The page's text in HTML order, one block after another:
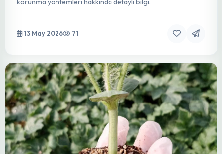
Sera ve Tarım Alanlarında Maksimum
Hijyen: Dezenfektan Paspasları ile Bitki
Sağlığını Koruma Rehberi
Dezenfektan paspasları, seralar gibi hassas tarım
ortamlarında bitki sağlığını korumak için vazgeçilmez bir
hijyen çözümüdür.
13 May 2026 188